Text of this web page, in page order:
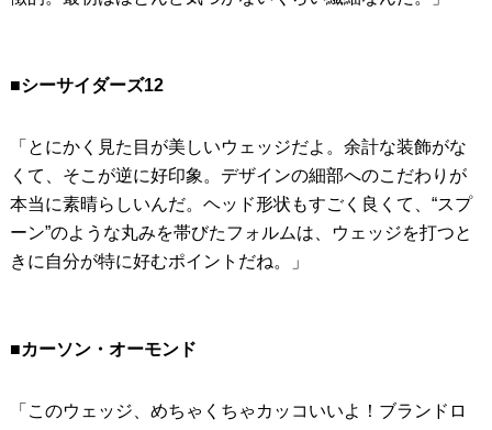
■シーサイダーズ12
「とにかく見た目が美しいウェッジだよ。余計な装飾がな
くて、そこが逆に好印象。デザインの細部へのこだわりが
本当に素晴らしいんだ。ヘッド形状もすごく良くて、“スプ
ーン”のような丸みを帯びたフォルムは、ウェッジを打つと
きに自分が特に好むポイントだね。」
■カーソン・オーモンド
「このウェッジ、めちゃくちゃカッコいいよ！ブランドロ